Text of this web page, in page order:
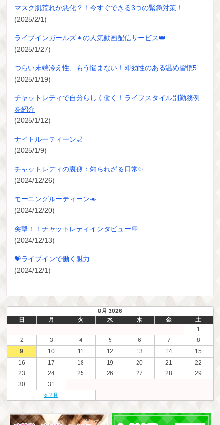
マスク肌荒れが悪化？！今すぐできる3つの緊急対策！
(2025/2/1)
ライブインガールズ👧の人気動画配信サービス👑
(2025/1/27)
つらい末端冷え性、もう悩まない！即効性のある温め習慣5
(2025/1/19)
チャットレディで自分らしく働く！ライフスタイル別勤務例
を紹介
(2025/1/12)
ナイトルーティーン🌙
(2025/1/9)
チャットレディの裏側：知られざる日常✨
(2024/12/26)
モーニングルーティーン☀️
(2024/12/20)
突撃！！チャットレディインタビュー💬
(2024/12/13)
💝ライブインで働く魅力
(2024/12/1)
8月 2026
日
月 火 水 木 金 土
« 2月
1
2
3 4 5 6 7
8
9
10 11 12 13 14
15
16
17 18 19 20 21
22
23
24 25 26 27 28
29
30
31